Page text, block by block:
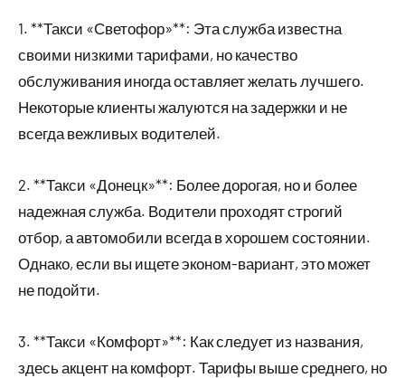
1. **Такси «Светофор»**: Эта служба известна
своими низкими тарифами, но качество
обслуживания иногда оставляет желать лучшего.
Некоторые клиенты жалуются на задержки и не
всегда вежливых водителей.
2. **Такси «Донецк»**: Более дорогая, но и более
надежная служба. Водители проходят строгий
отбор, а автомобили всегда в хорошем состоянии.
Однако, если вы ищете эконом-вариант, это может
не подойти.
3. **Такси «Комфорт»**: Как следует из названия,
здесь акцент на комфорт. Тарифы выше среднего, но